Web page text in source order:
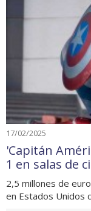
17/02/2025
'Capitán
1 en salas de
2,5 millones de
en Estados Unidos